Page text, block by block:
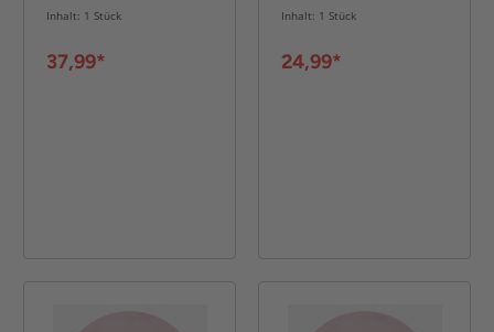
Inhalt: 1 Stück
37,99*
Inhalt: 1 Stück
24,99*